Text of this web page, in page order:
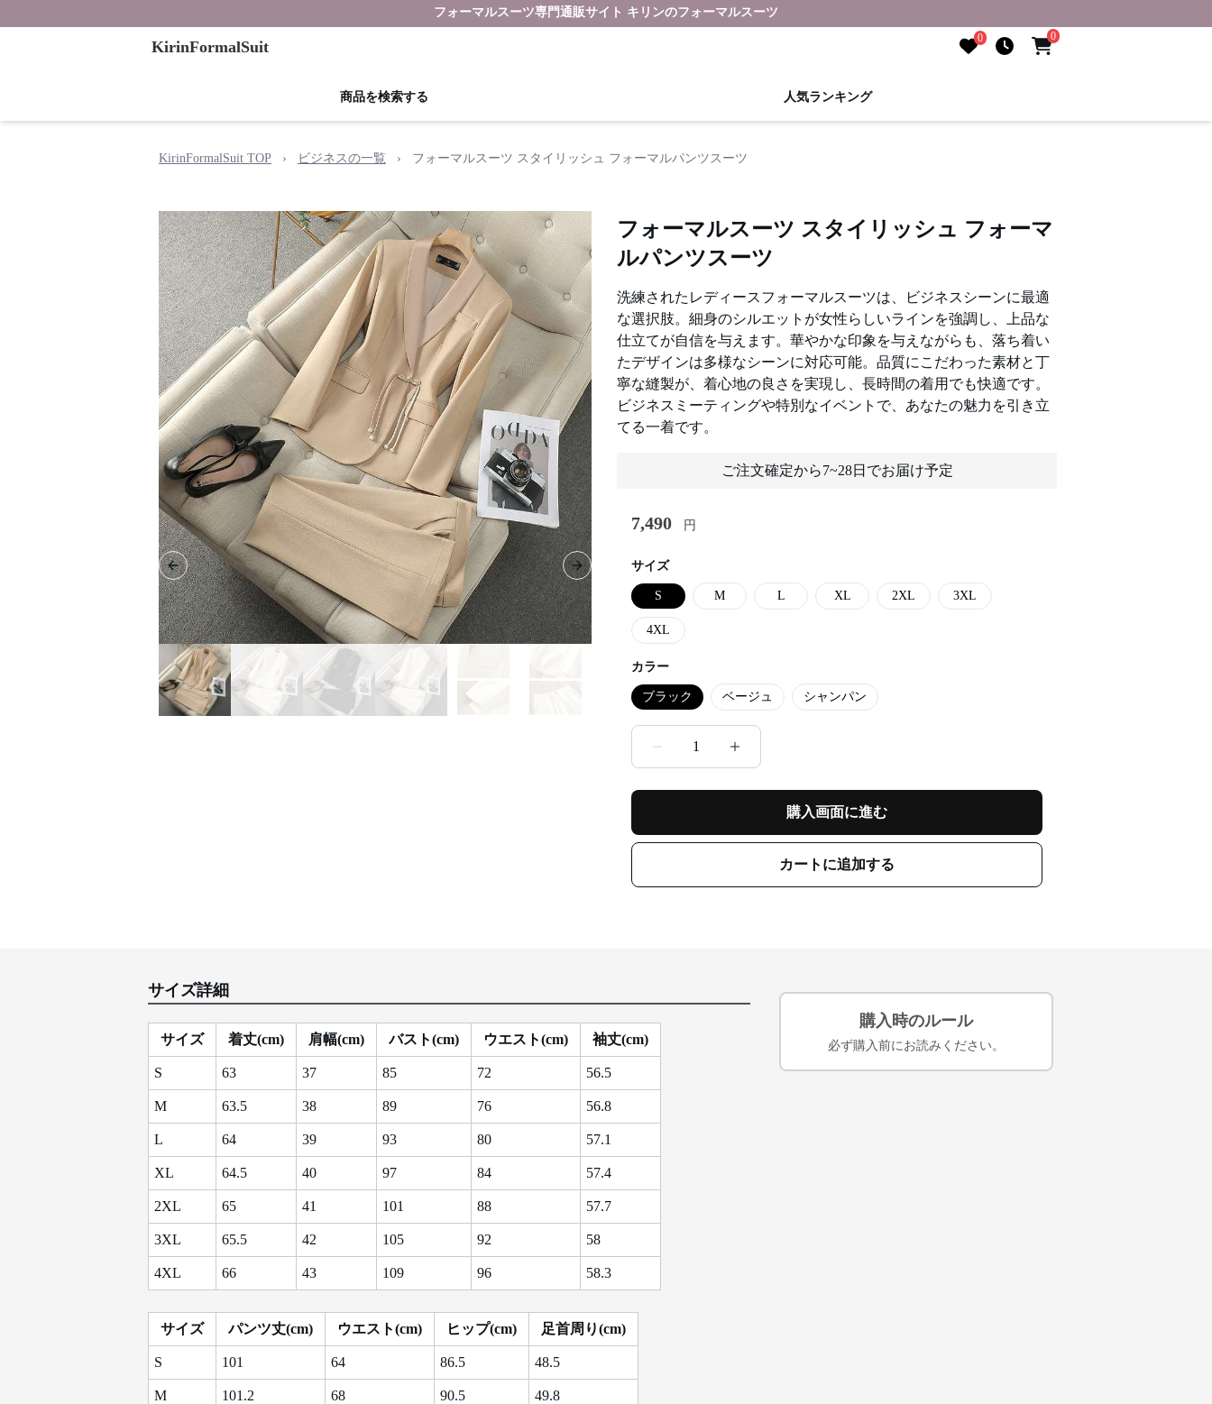
フォーマルスーツ専門通販サイト キリンのフォーマルスーツ
KirinFormalSuit 0 0
商品を検索する 人気ランキング
KirinFormalSuit TOP › ビジネスの一覧 › フォーマルスーツ スタイリッシュ フォーマルパンツスーツ
Previous slide Next slide
フォーマルスーツ スタイリッシュ フォーマ
ルパンツスーツ
洗練されたレディースフォーマルスーツは、ビジネスシーンに最適
な選択肢。細身のシルエットが女性らしいラインを強調し、上品な
仕立てが自信を与えます。華やかな印象を与えながらも、落ち着い
たデザインは多様なシーンに対応可能。品質にこだわった素材と丁
寧な縫製が、着心地の良さを実現し、長時間の着用でも快適です。
ビジネスミーティングや特別なイベントで、あなたの魅力を引き立
てる一着です。
ご注文確定から7~28日でお届け予定
7,490 円
サイズ
S M L XL 2XL 3XL
4XL
カラー
ブラック ベージュ シャンパン
1
購入画面に進む
カートに追加する
サイズ詳細
サイズ 着丈(cm) 肩幅(cm) バスト(cm) ウエスト(cm) 袖丈(cm)
S 63 37 85 72 56.5
M 63.5 38 89 76 56.8
L 64 39 93 80 57.1
XL 64.5 40 97 84 57.4
2XL 65 41 101 88 57.7
3XL 65.5 42 105 92 58
4XL 66 43 109 96 58.3
サイズ パンツ丈(cm) ウエスト(cm) ヒップ(cm) 足首周り(cm)
S 101 64 86.5 48.5
M 101.2 68 90.5 49.8
購入時のルール
必ず購入前にお読みください。